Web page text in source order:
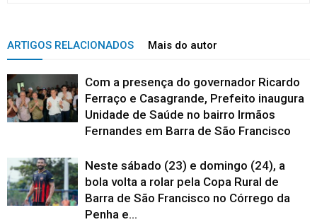
ARTIGOS RELACIONADOS Mais do autor
Com a presença do governador Ricardo
Ferraço e Casagrande, Prefeito inaugura
Unidade de Saúde no bairro Irmãos
Fernandes em Barra de São Francisco
Neste sábado (23) e domingo (24), a
bola volta a rolar pela Copa Rural de
Barra de São Francisco no Córrego da
Penha e...